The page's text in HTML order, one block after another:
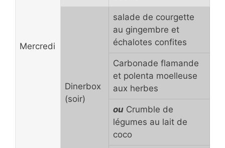
Mercredi
Dinerbox
(soir)
salade de courgette
au gingembre et
échalotes confites
Carbonade flamande
et polenta moelleuse
aux herbes
ou Crumble de
légumes au lait de
coco